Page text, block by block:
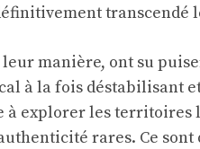
transcendé
leur manière, ont su
à la fois déstabilisant
explorer les territoires
rares. Ce